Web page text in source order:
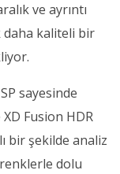
ve ayrıntı
kaliteli bir
sayesinde
Fusion HDR
bir şekilde analiz
renklerle dolu